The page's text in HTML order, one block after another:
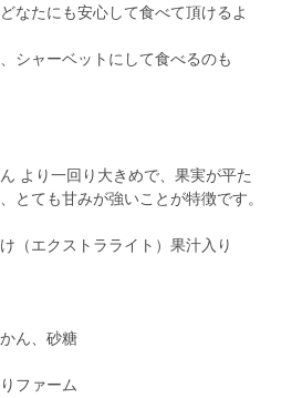
たにも安心して食べて頂けるよ
ャーベットにして食べるのも
より一回り大きめで、果実が平た
とても甘みが強いことが特徴です。
エクストラライト）果汁入り
ん、砂糖
ファーム